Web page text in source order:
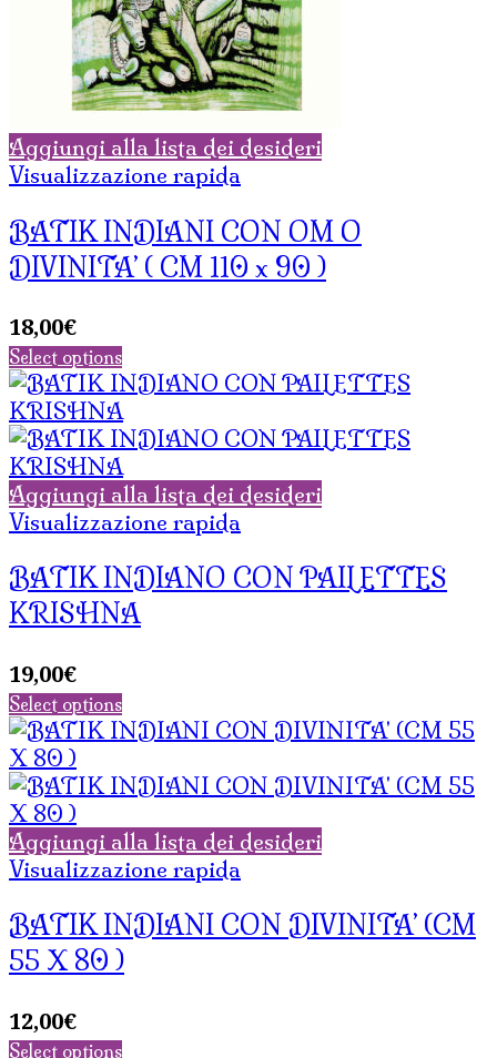
Aggiungi alla lista dei desideri
Visualizzazione rapida
BATIK INDIANI CON OM O
DIVINITA’ ( CM 110 x 90 )
18,00€
Select options
Aggiungi alla lista dei desideri
Visualizzazione rapida
BATIK INDIANO CON PAILETTES
KRISHNA
19,00€
Select options
Aggiungi alla lista dei desideri
Visualizzazione rapida
BATIK INDIANI CON DIVINITA’ (CM
55 X 80 )
12,00€
Select options